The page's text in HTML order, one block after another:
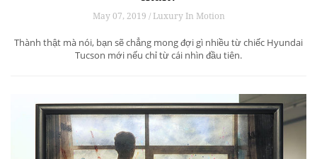
May 07, 2019 / Luxury In Motion
Thành thật mà nói, bạn sẽ chẳng mong đợi gì nhiều từ chiếc Hyundai
Tucson mới nếu chỉ từ cái nhìn đầu tiên.